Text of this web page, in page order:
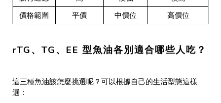
價格範圍 平價 中價位 高價位
rTG、TG、EE 型魚油各別適合哪些人吃？
這三種魚油該怎麼挑選呢？可以根據自己的生活型態這樣
選：